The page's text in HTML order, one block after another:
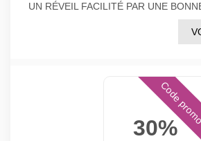
UN RÉVEIL FACILITÉ PAR UNE
30%
Code